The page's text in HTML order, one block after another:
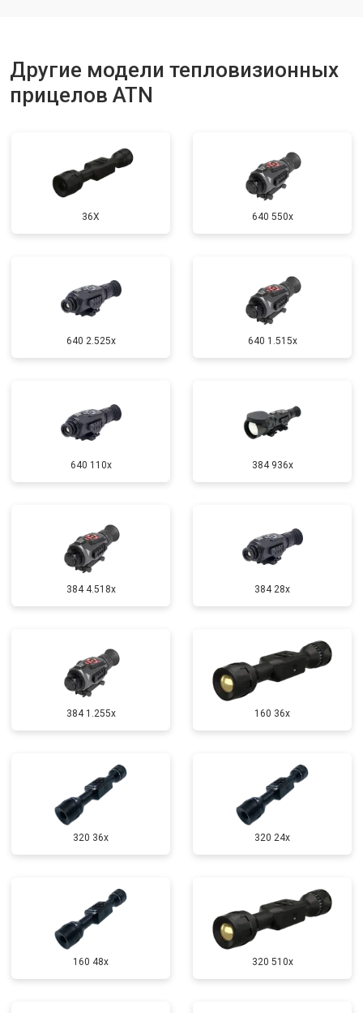
Другие модели тепловизионных
прицелов ATN
36X 640 550x
640 2.525x 640 1.515x
640 110x 384 936x
384 4.518x 384 28x
384 1.255х 160 36x
320 36x 320 24x
160 48x 320 510x